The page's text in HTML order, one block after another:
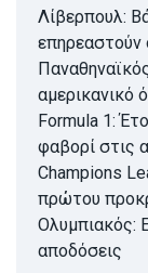
Λίβερπουλ:
επηρεαστούν
αμερικανικό
Formula 1:
φαβορί στις
Champions
πρώτου
Ολυμπιακός:
αποδόσεις